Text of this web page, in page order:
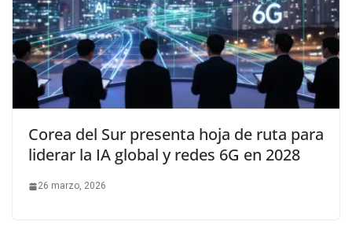
Corea del Sur presenta hoja de ruta para
liderar la IA global y redes 6G en 2028
26 marzo, 2026